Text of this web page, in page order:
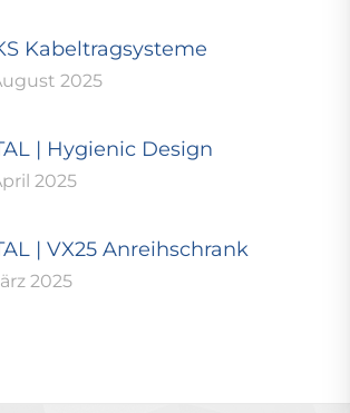
Kabeltragsysteme
2025
| Hygienic Design
2025
| VX25 Anreihschrank
2025